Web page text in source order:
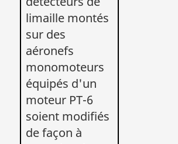
limaille montés
sur des
aéronefs
monomoteurs
équipés d'un
moteur PT-6
soient modifiés
de façon à